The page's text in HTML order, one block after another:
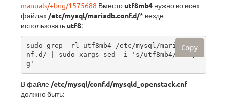
manuals/+bug/1575688 Вместо utf8mb4 нужно во всех
файлах /etc/mysql/mariadb.conf.d/* везде
использовать utf8:
sudo grep -rl utf8mb4 /etc/mysql/mariadb.co
nf.d/ | sudo xargs sed -i 's/utf8mb4/utf8/
g'
Copy
В файле /etc/mysql/conf.d/mysqld_openstack.cnf
должно быть: